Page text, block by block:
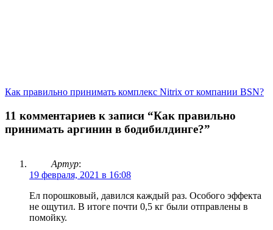
Как правильно принимать комплекс Nitrix от компании BSN?
11 комментариев к записи “Как правильно
принимать аргинин в бодибилдинге?”
Артур:
19 февраля, 2021 в 16:08
Ел порошковый, давился каждый раз. Особого эффекта
не ощутил. В итоге почти 0,5 кг были отправлены в
помойку.